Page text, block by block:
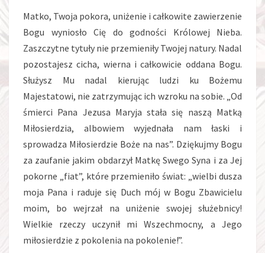
Matko, Twoja pokora, uniżenie i całkowite zawierzenie
Bogu wyniosło Cię do godności Królowej Nieba.
Zaszczytne tytuły nie przemieniły Twojej natury. Nadal
pozostajesz cicha, wierna i całkowicie oddana Bogu.
Służysz Mu nadal kierując ludzi ku Bożemu
Majestatowi, nie zatrzymując ich wzroku na sobie. „Od
śmierci Pana Jezusa Maryja stała się naszą Matką
Miłosierdzia, albowiem wyjednała nam łaski i
sprowadza Miłosierdzie Boże na nas”. Dziękujmy Bogu
za zaufanie jakim obdarzył Matkę Swego Syna i za Jej
pokorne „fiat”, które przemieniło świat: „wielbi dusza
moja Pana i raduje się Duch mój w Bogu Zbawicielu
moim, bo wejrzał na uniżenie swojej służebnicy!
Wielkie rzeczy uczynił mi Wszechmocny, a Jego
miłosierdzie z pokolenia na pokolenie!”.